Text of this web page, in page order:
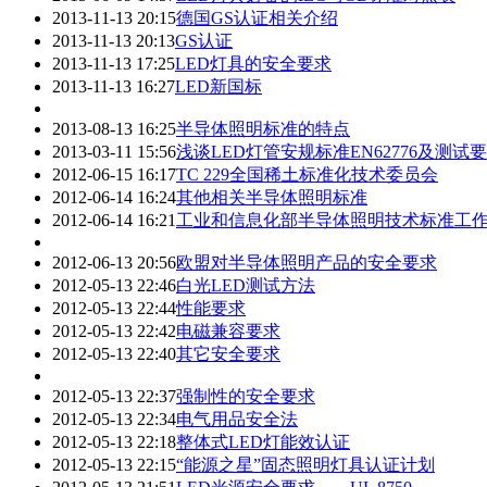
2013-11-13 20:15德国GS认证相关介绍
2013-11-13 20:13GS认证
2013-11-13 17:25LED灯具的安全要求
2013-11-13 16:27LED新国标
2013-08-13 16:25半导体照明标准的特点
2013-03-11 15:56浅谈LED灯管安规标准EN62776及测试
2012-06-15 16:17TC 229全国稀土标准化技术委员会
2012-06-14 16:24其他相关半导体照明标准
2012-06-14 16:21工业和信息化部半导体照明技术标准工
2012-06-13 20:56欧盟对半导体照明产品的安全要求
2012-05-13 22:46白光LED测试方法
2012-05-13 22:44性能要求
2012-05-13 22:42电磁兼容要求
2012-05-13 22:40其它安全要求
2012-05-13 22:37强制性的安全要求
2012-05-13 22:34电气用品安全法
2012-05-13 22:18整体式LED灯能效认证
2012-05-13 22:15“能源之星”固态照明灯具认证计划